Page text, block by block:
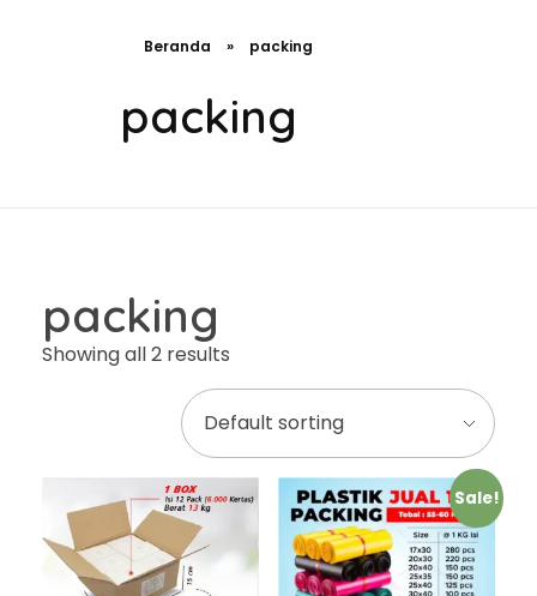
Beranda » packing
packing
packing
Showing all 2 results
Sale!